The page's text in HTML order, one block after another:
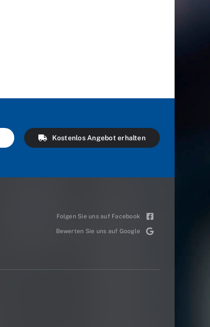
Kostenlos Angebot erhalten
Folgen Sie uns auf Facebook
Bewerten Sie uns auf Google